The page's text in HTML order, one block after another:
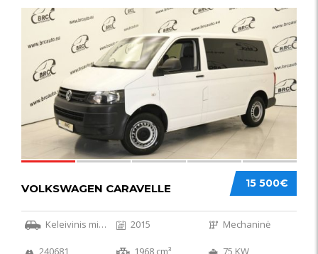
36
15 500€
VOLKSWAGEN CARAVELLE
Keleivinis mikroautobusas 2015 Mechaninė
240681 1968 cm³ 75 KW